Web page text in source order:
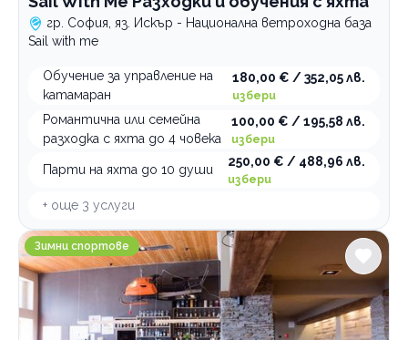
гр. София, яз. Искър - Национална ветроходна база
Sail with me
Обучение за управление на
катамаран
180,00 € / 352,05 лв.
избери
Романтична или семейна
разходка с яхта до 4 човека
100,00 € / 195,58 лв.
избери
Парти на яхта до 10 души
250,00 € / 488,96 лв.
избери
+ още 3 услуги
CARVE Indoor Ski, Board & Bar
Зимни спортове